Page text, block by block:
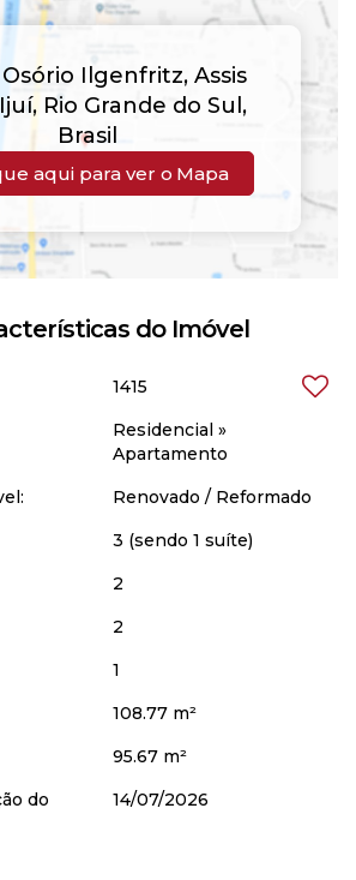
Ilgenfritz, Assis
Ijuí, Rio Grande do Sul ,
Brasil
aqui para ver o Mapa
do Imóvel
1415
Residencial »
Apartamento
Renovado / Reformado
3 (sendo 1 suíte)
2
2
1
108.77 m²
95.67 m²
do
14/07/2026